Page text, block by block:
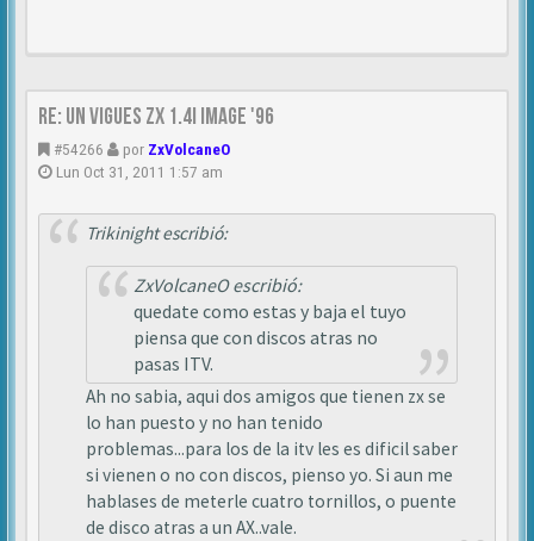
Re: Un vigues ZX 1.4i IMAGE '96
#54266 por ZxVolcaneO
Lun Oct 31, 2011 1:57 am
Trikinight escribió:
ZxVolcaneO escribió:
quedate como estas y baja el tuyo
piensa que con discos atras no
pasas ITV.
Ah no sabia, aqui dos amigos que tienen zx se
lo han puesto y no han tenido
problemas...para los de la itv les es dificil saber
si vienen o no con discos, pienso yo. Si aun me
hablases de meterle cuatro tornillos, o puente
de disco atras a un AX..vale.